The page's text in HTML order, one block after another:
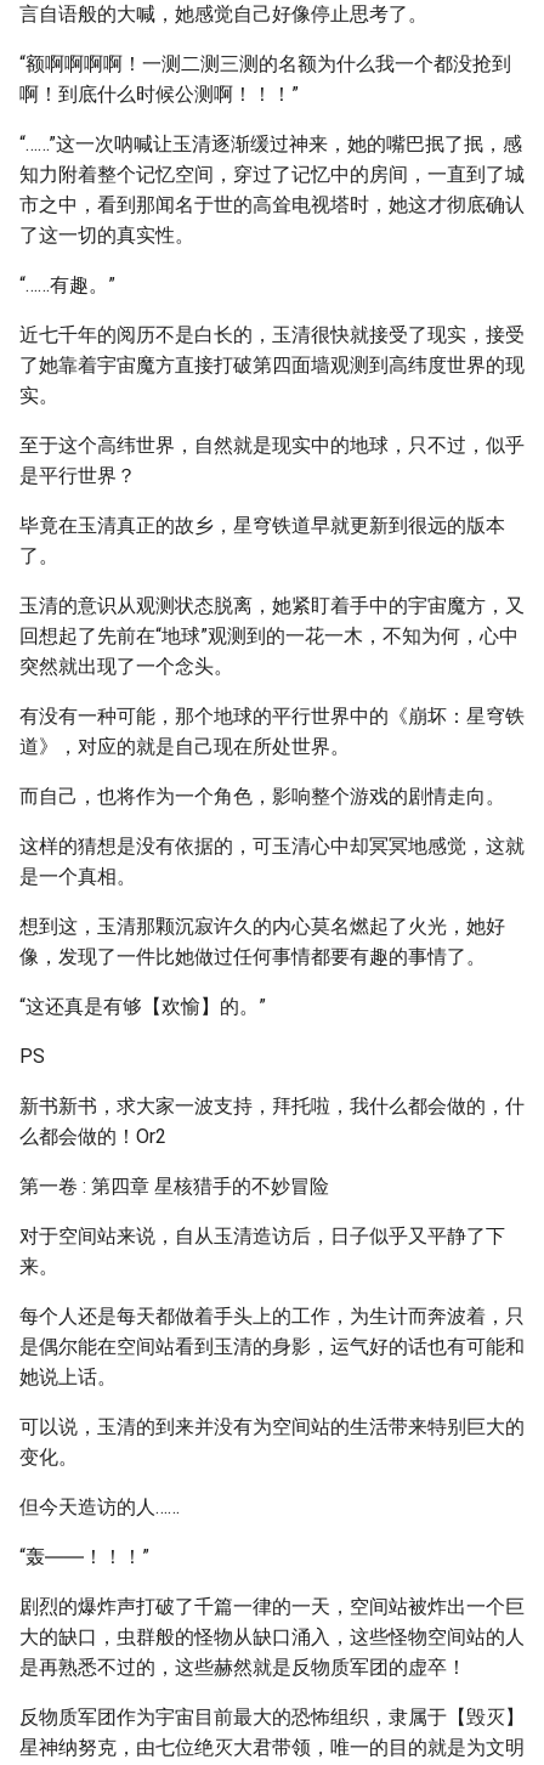
言自语般的大喊，她感觉自己好像停止思考了。
“额啊啊啊啊！一测二测三测的名额为什么我一个都没抢到
啊！到底什么时候公测啊！！！”
“……”这一次呐喊让玉清逐渐缓过神来，她的嘴巴抿了抿，感
知力附着整个记忆空间，穿过了记忆中的房间，一直到了城
市之中，看到那闻名于世的高耸电视塔时，她这才彻底确认
了这一切的真实性。
“……有趣。”
近七千年的阅历不是白长的，玉清很快就接受了现实，接受
了她靠着宇宙魔方直接打破第四面墙观测到高纬度世界的现
实。
至于这个高纬世界，自然就是现实中的地球，只不过，似乎
是平行世界？
毕竟在玉清真正的故乡，星穹铁道早就更新到很远的版本
了。
玉清的意识从观测状态脱离，她紧盯着手中的宇宙魔方，又
回想起了先前在“地球”观测到的一花一木，不知为何，心中
突然就出现了一个念头。
有没有一种可能，那个地球的平行世界中的《崩坏：星穹铁
道》，对应的就是自己现在所处世界。
而自己，也将作为一个角色，影响整个游戏的剧情走向。
这样的猜想是没有依据的，可玉清心中却冥冥地感觉，这就
是一个真相。
想到这，玉清那颗沉寂许久的内心莫名燃起了火光，她好
像，发现了一件比她做过任何事情都要有趣的事情了。
“这还真是有够【欢愉】的。”
PS
新书新书，求大家一波支持，拜托啦，我什么都会做的，什
么都会做的！Or2
第一卷 : 第四章 星核猎手的不妙冒险
对于空间站来说，自从玉清造访后，日子似乎又平静了下
来。
每个人还是每天都做着手头上的工作，为生计而奔波着，只
是偶尔能在空间站看到玉清的身影，运气好的话也有可能和
她说上话。
可以说，玉清的到来并没有为空间站的生活带来特别巨大的
变化。
但今天造访的人……
“轰――！！！”
剧烈的爆炸声打破了千篇一律的一天，空间站被炸出一个巨
大的缺口，虫群般的怪物从缺口涌入，这些怪物空间站的人
是再熟悉不过的，这些赫然就是反物质军团的虚卒！
反物质军团作为宇宙目前最大的恐怖组织，隶属于【毁灭】
星神纳努克，由七位绝灭大君带领，唯一的目的就是为文明